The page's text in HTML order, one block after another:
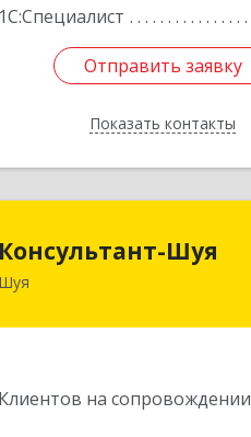
1С:Специалист
Отправить заявку
Показать контакты
Отправить заявку
Назад
Консультант-Шуя
Шуя
Клиентов на сопровождении